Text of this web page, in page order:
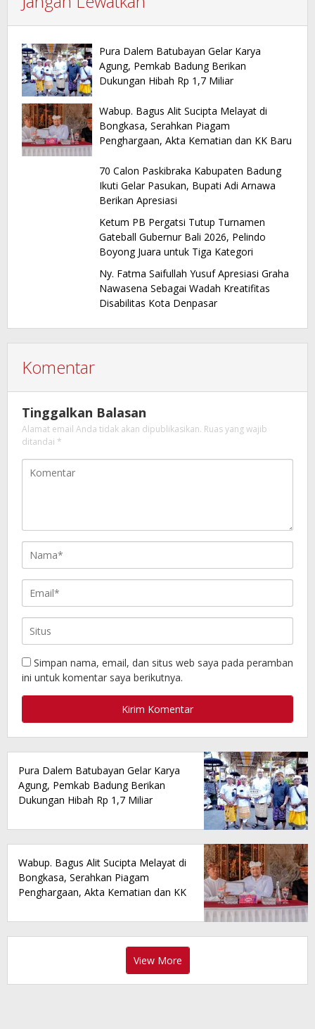
Pura Dalem Batubayan Gelar Karya
Agung, Pemkab Badung Berikan
Dukungan Hibah Rp 1,7 Miliar
Wabup. Bagus Alit Sucipta Melayat di
Bongkasa, Serahkan Piagam
Penghargaan, Akta Kematian dan KK Baru
70 Calon Paskibraka Kabupaten Badung
Ikuti Gelar Pasukan, Bupati Adi Arnawa
Berikan Apresiasi
Ketum PB Pergatsi Tutup Turnamen
Gateball Gubernur Bali 2026, Pelindo
Boyong Juara untuk Tiga Kategori
Ny. Fatma Saifullah Yusuf Apresiasi Graha
Nawasena Sebagai Wadah Kreatifitas
Disabilitas Kota Denpasar
Komentar
Tinggalkan Balasan
Alamat email Anda tidak akan dipublikasikan. Ruas yang wajib
ditandai *
Simpan nama, email, dan situs web saya pada peramban
ini untuk komentar saya berikutnya.
Pura Dalem Batubayan Gelar Karya
Agung, Pemkab Badung Berikan
Dukungan Hibah Rp 1,7 Miliar
Wabup. Bagus Alit Sucipta Melayat di
Bongkasa, Serahkan Piagam
Penghargaan, Akta Kematian dan KK
View More